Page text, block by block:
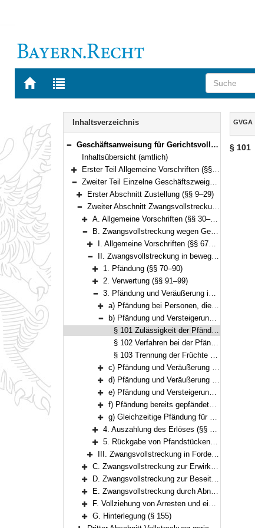
Zur
BAYERN.RECHT
Zur
letzten
Navigation
Inhaltsverzeichnis
Bereich reduzieren
Geschäftsanweisung für Gerichtsvollzieher (GVGA) (§§ 1–199)
Inhaltsübersicht (amtlich)
Bereich erweitern
Erster Teil Allgemeine Vorschriften (§§ 1–8)
Bereich reduzieren
Zweiter Teil Einzelne Geschäftszweige (§§ 9–199)
Bereich erweitern
Erster Abschnitt Zustellung (§§ 9–29)
Bereich reduzieren
Zweiter Abschnitt Zwangsvollstreckung nach den Vorschriften der ZPO (§§ 30–155)
Bereich erweitern
A. Allgemeine Vorschriften (§§ 30–66)
Bereich reduzieren
B. Zwangsvollstreckung wegen Geldforderungen (§§ 67–126)
Bereich erweitern
I. Allgemeine Vorschriften (§§ 67–69)
Bereich reduzieren
II. Zwangsvollstreckung in bewegliche körperliche Sachen (§§ 70–120)
Bereich erweitern
1. Pfändung (§§ 70–90)
Bereich erweitern
2. Verwertung (§§ 91–99)
Bereich reduzieren
3. Pfändung und Veräußerung in besonderen Fällen (§§ 100–117)
Bereich erweitern
a) Pfändung bei Personen, die Landwirtschaft betreiben (§ 100)
Bereich reduzieren
b) Pfändung und Versteigerung von Früchten, die noch nicht vom Boden getrennt sind (§§ 101–103)
§ 101 Zulässigkeit der Pfändung (§ 810 ZPO)
§ 102 Verfahren bei der Pfändung (§ 813 Absatz 3 ZPO)
§ 103 Trennung der Früchte und Versteigerung (§ 824 ZPO)
Bereich erweitern
c) Pfändung und Veräußerung von Wertpapieren (§§ 104–106)
Bereich erweitern
d) Pfändung und Veräußerung von Kraftfahrzeugen (§§ 107–114)
Bereich erweitern
e) Pfändung und Versteigerung von Ersatzteilen eines Luftfahrzeugs, die sich in einem Ersatzteillager befinden (§ 115)
Bereich erweitern
f) Pfändung bereits gepfändeter Sachen (§ 116)
Bereich erweitern
g) Gleichzeitige Pfändung für mehrere Gläubiger (§ 117)
Bereich erweitern
4. Auszahlung des Erlöses (§§ 118–119)
Bereich erweitern
5. Rückgabe von Pfandstücken (§ 120)
Bereich erweitern
III. Zwangsvollstreckung in Forderungen und andere Vermögensrechte (§§ 121–126)
Bereich erweitern
C. Zwangsvollstreckung zur Erwirkung der Herausgabe von Sachen (§§ 127–132)
Bereich erweitern
D. Zwangsvollstreckung zur Beseitigung des Widerstands des Schuldners gegen Handlungen, die er nach den §§ 887, 890 ZPO zu dulden hat, oder zur Beseitigung von Zuwiderhandlungen des Schuldners gegen eine Unterlassungsverpflichtung aus einer Anordnung nach § 1 GewSchG (§ 96 FamFG) (§§ 133–134)
Bereich erweitern
E. Zwangsvollstreckung durch Abnahme der Vermögensauskunft gemäß § 802c, der eidesstattlichen Versicherung gemäß § 836 Absatz 3 oder § 883 Absatz 2 ZPO oder § 94 FamFG und durch Haft; Vorführung von Parteien und Zeugen (§§ 135–151)
Bereich erweitern
F. Vollziehung von Arresten und einstweiligen Verfügungen (§§ 152–154)
Bereich erweitern
G. Hinterlegung (§ 155)
Inhalt
GVGA
§ 101